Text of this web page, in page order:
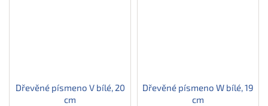
Dřevěné písmeno V bílé, 20
cm
Dřevěné písmeno W bílé, 19
cm